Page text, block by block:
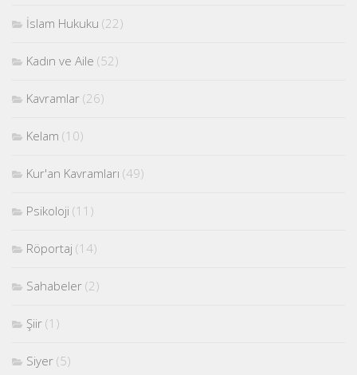
İslam Hukuku (22)
Kadın ve Aile (52)
Kavramlar (26)
Kelam (10)
Kur'an Kavramları (49)
Psikoloji (11)
Röportaj (14)
Sahabeler (2)
Şiir (1)
Siyer (5)